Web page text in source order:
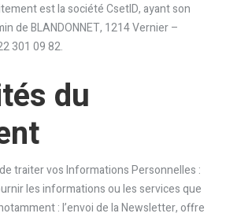
est la société CsetID, ayant son
de BLANDONNET, 1214 Vernier –
301 09 82.
du
traiter vos Informations Personnelles :
les informations ou les services que
: l’envoi de la Newsletter, offre